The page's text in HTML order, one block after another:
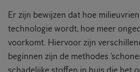
Er zijn bewijzen dat hoe
technologie wordt, hoe meer
voorkomt. Hiervoor zijn
beginnen zijn de methodes